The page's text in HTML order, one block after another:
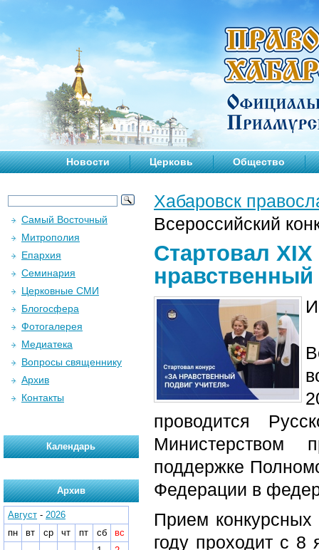
Новости Церковь Общество
Хабаровск
Всероссийский
Стартовал
нравственный
проводится
Министерством
поддержке
Федерации в
Прием
году проходит с
Самый Восточный
Митрополия
Епархия
Семинария
Церковные СМИ
Блогосфера
Фотогалерея
Медиатека
Вопросы священнику
Архив
Контакты
Календарь
Архив
Август - 2026
пн
вт ср чт пт сб
вс